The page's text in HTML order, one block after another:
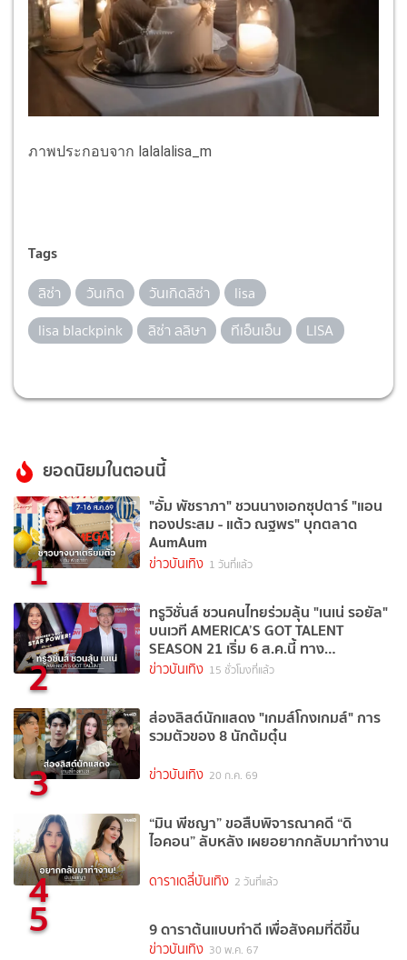
ภาพประกอบจาก lalalalisa_m
Tags
ลิซ่า วันเกิด วันเกิดลิซ่า
lisa
lisa blackpink
ลิซ่า ลลิษา ทีเอ็นเอ็น LISA
ยอดนิยมในตอนนี้
1
"อั้ม พัชราภา" ชวนนางเอกซุปตาร์ "แอน
ทองประสม - แต้ว ณฐพร" บุกตลาด
AumAum
ข่าวบันเทิง 1 วันที่แล้ว
2
ทรูวิชั่นส์ ชวนคนไทยร่วมลุ้น "เนเน่ รอยัล"
บนเวที AMERICA’S GOT TALENT
SEASON 21 เริ่ม 6 ส.ค.นี้ ทาง
TrueVisions NOW
ข่าวบันเทิง 15 ชั่วโมงที่แล้ว
3
ส่องลิสต์นักแสดง "เกมส์โกงเกมส์" การ
รวมตัวของ 8 นักต้มตุ๋น
ข่าวบันเทิง 20 ก.ค. 69
4
“มิน พีชญา” ขอสืบพิจารณาคดี “ดิ
ไอคอน” ลับหลัง เผยอยากกลับมาทำงาน
ดาราเดลี่บันเทิง 2 วันที่แล้ว
5 9 ดาราต้นแบบทำดี เพื่อสังคมที่ดีขึ้น
ข่าวบันเทิง 30 พ.ค. 67